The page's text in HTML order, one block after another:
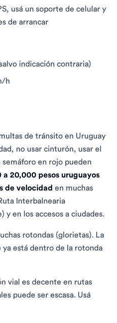
usá un soporte de celular y
de arrancar
indicación contraria)
h
de tránsito en Uruguay
no usar cinturón, usar el
en rojo pueden
a 20,000 pesos uruguayos
de velocidad en muchas
Interbalnearia
y en los accesos a ciudades.
rotondas (glorietas). La
está dentro de la rotonda
vial es decente en rutas
puede ser escasa. Usá